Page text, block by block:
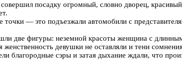
посадку огромный, словно дворец,
— это подъезжали автомобили с
две фигуры: неземной красоты женщина с
девушки не оставляли и тени
благородные сэры и затая дыхание ждали, что